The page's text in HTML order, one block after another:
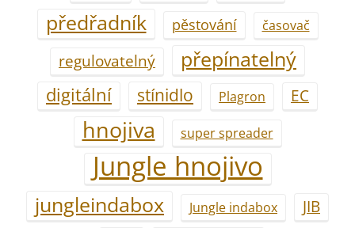
předřadník
pěstování časovač
regulovatelný přepínatelný
digitální stínidlo Plagron EC
hnojiva super spreader
Jungle hnojivo
jungleindabox Jungle indabox JIB